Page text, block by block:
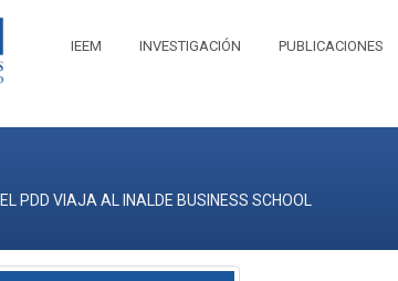
IEEM INVESTIGACIÓN PUBLICACIONES
EL PDD VIAJA AL INALDE BUSINESS SCHOOL